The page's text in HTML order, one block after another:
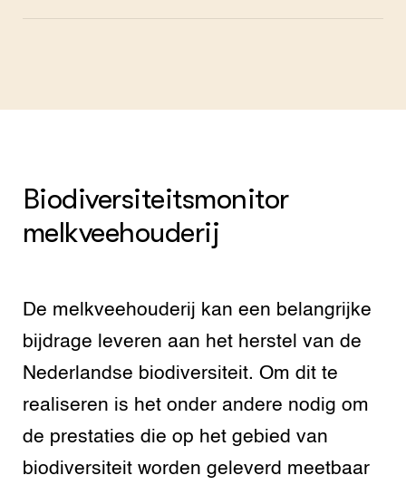
Biodiversiteitsmonitor
melkveehouderij
De melkveehouderij kan een belangrijke
bijdrage leveren aan het herstel van de
Nederlandse biodiversiteit. Om dit te
realiseren is het onder andere nodig om
de prestaties die op het gebied van
biodiversiteit worden geleverd meetbaar